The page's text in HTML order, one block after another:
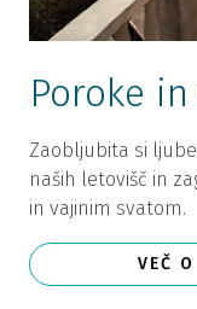
Poroke
Zaobljubita si
naših letovišč in
in vajinim svatom.
VEČ